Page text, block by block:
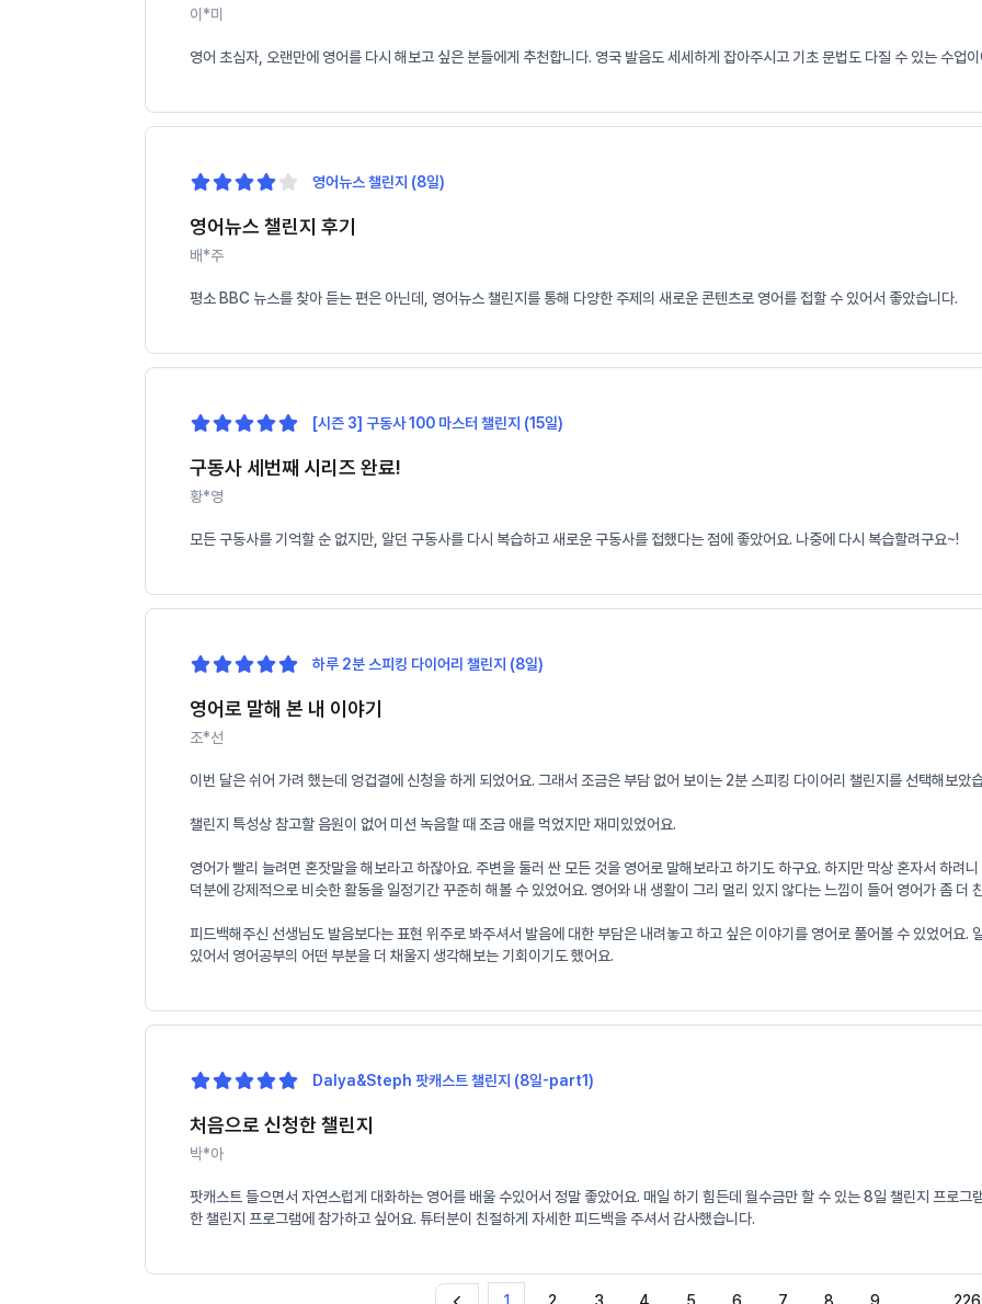
이*미
영어 초심자, 오랜만에 영어를 다시 해보고 싶은 분들에게 추천합니다. 영국 발음도 세세하게 잡아주시고 기초 문법도 다질 수 있는 수업
영어뉴스 챌린지 (8일)
영어뉴스 챌린지 후기
배*주
평소 BBC 뉴스를 찾아 듣는 편은 아닌데, 영어뉴스 챌린지를 통해 다양한 주제의 새로운 콘텐츠로 영어를 접할 수 있어서 좋았습니다.
[시즌 3] 구동사 100 마스터 챌린지 (15일)
구동사 세번째 시리즈 완료!
황*영
모든 구동사를 기억할 순 없지만, 알던 구동사를 다시 복습하고 새로운 구동사를 접했다는 점에 좋았어요. 나중에 다시 복습할려구요~!
하루 2분 스피킹 다이어리 챌린지 (8일)
영어로 말해 본 내 이야기
조*선
이번 달은 쉬어 가려 했는데 엉겁결에 신청을 하게 되었어요. 그래서 조금은 부담 없어 보이는 2분 스피킹 다이어리 챌린지를 선택해보았
챌린지 특성상 참고할 음원이 없어 미션 녹음할 때 조금 애를 먹었지만 재미있었어요.
영어가 빨리 늘려면 혼잣말을 해보라고 하잖아요. 주변을 둘러 싼 모든 것을 영어로 말해보라고 하기도 하구요. 하지만 막상 혼자서 하려
덕분에 강제적으로 비슷한 활동을 일정기간 꾸준히 해볼 수 있었어요. 영어와 내 생활이 그리 멀리 있지 않다는 느낌이 들어 영어가 좀 더
피드백해주신 선생님도 발음보다는 표현 위주로 봐주셔서 발음에 대한 부담은 내려놓고 하고 싶은 이야기를 영어로 풀어볼 수 있었어
있어서 영어공부의 어떤 부분을 더 채울지 생각해보는 기회이기도 했어요.
Dalya&Steph 팟캐스트 챌린지 (8일-part1)
처음으로 신청한 챌린지
박*아
팟캐스트 들으면서 자연스럽게 대화하는 영어를 배울 수있어서 정말 좋았어요. 매일 하기 힘든데 월수금만 할 수 있는 8일 챌린지 프로그
한 챌린지 프로그램에 참가하고 싶어요. 튜터분이 친절하게 자세한 피드백을 주셔서 감사했습니다.
1 2 3 4 5 6 7 8 9 226